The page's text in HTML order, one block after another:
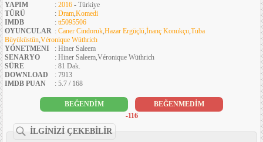
YAPIM : 2016 - Türkiye
TÜRÜ
: Dram,Komedi
IMDB
: tt5095506
OYUNCULAR : Caner Cindoruk,Hazar Ergüçlü,İnanç Konukçu,Tuba
Büyüküstün,Véronique Wüthrich
YÖNETMENI
: Hiner Saleem
SENARYO
: Hiner Saleem,Véronique Wüthrich
SÜRE
: 81 Dak.
DOWNLOAD
: 7913
IMDB PUAN
: 5.7 / 168
BEĞENDİM
BEĞENMEDİM
-116
İLGİNİZİ ÇEKEBİLİR